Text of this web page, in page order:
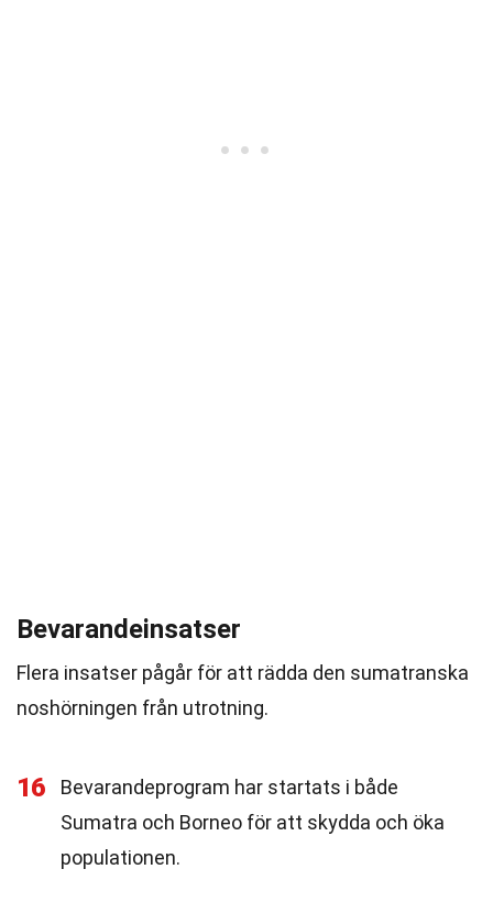
Bevarandeinsatser
Flera insatser pågår för att rädda den sumatranska
noshörningen från utrotning.
16
Bevarandeprogram har startats i både
Sumatra och Borneo för att skydda och öka
populationen.